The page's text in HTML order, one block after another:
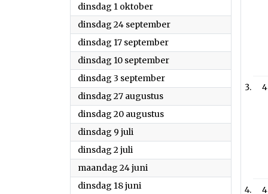
dinsdag 1 oktober2024
dinsdag 24 september2024
dinsdag 17 september2024
dinsdag 10 september2024
dinsdag 3 september2024
dinsdag 27 augustus2024
dinsdag 20 augustus2024
dinsdag 9 juli
dinsdag 2 juli
maandag 24 juni
dinsdag 18 juni